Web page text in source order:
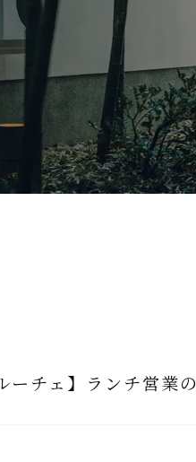
ーチェ】ランチ営業